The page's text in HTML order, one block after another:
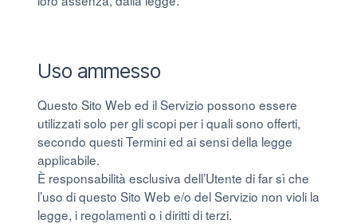
Uso ammesso
Questo Sito Web ed il Servizio possono essere
utilizzati solo per gli scopi per i quali sono offerti,
secondo questi Termini ed ai sensi della legge
applicabile.
È responsabilità esclusiva dell’Utente di far sì che
l’uso di questo Sito Web e/o del Servizio non violi la
legge, i regolamenti o i diritti di terzi.